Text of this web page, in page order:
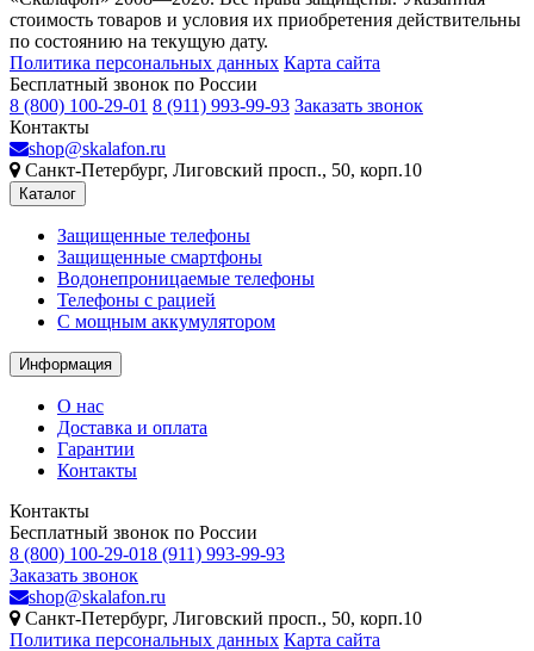
стоимость товаров и условия их приобретения действительны
по состоянию на текущую дату.
Политика персональных данных Карта сайта
Бесплатный звонок по России
8 (800) 100-29-01 8 (911) 993-99-93 Заказать звонок
Контакты
shop@skalafon.ru
Санкт-Петербург, Лиговский просп., 50, корп.10
Каталог
Защищенные телефоны
Защищенные смартфоны
Водонепроницаемые телефоны
Телефоны с рацией
C мощным аккумулятором
Информация
О нас
Доставка и оплата
Гарантии
Контакты
Контакты
Бесплатный звонок по России
8 (800) 100-29-018 (911) 993-99-93
Заказать звонок
shop@skalafon.ru
Санкт-Петербург, Лиговский просп., 50, корп.10
Политика персональных данных Карта сайта